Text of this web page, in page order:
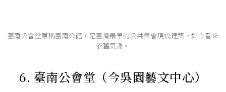
臺南公會堂原稱臺南公館，是臺灣最早的公共集會現代建築，如今看來
依舊氣派。
6. 臺南公會堂（今吳園藝文中心）